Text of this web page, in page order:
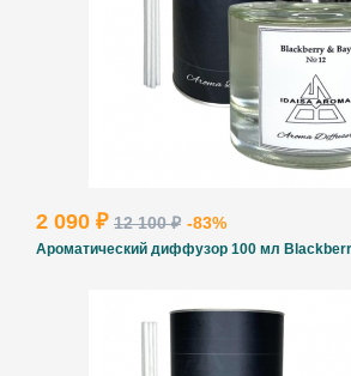
2 090 ₽ 12 100 ₽ -83%
Ароматический диффузор 100 мл